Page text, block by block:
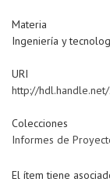
Materia
Ingeniería y
URI
http://
Colecciones
Informes de
El ítem tiene